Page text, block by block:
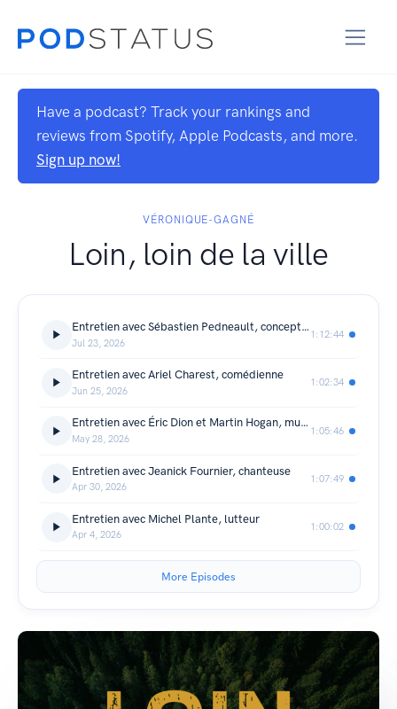
Have a podcast? Track your rankings and
reviews from Spotify, Apple Podcasts, and more.
Sign up now!
VÉRONIQUE-GAGNÉ
Loin, loin de la ville
Entretien avec Sébastien Pedneault, concepteur d'éclairage
Jul 23, 2026
1:12:44
Entretien avec Ariel Charest, comédienne
Jun 25, 2026
1:02:34
Entretien avec Éric Dion et Martin Hogan, musiciens gaspésiens
May 28, 2026
1:05:46
Entretien avec Jeanick Fournier, chanteuse
Apr 30, 2026
1:07:49
Entretien avec Michel Plante, lutteur
Apr 4, 2026
1:00:02
More Episodes